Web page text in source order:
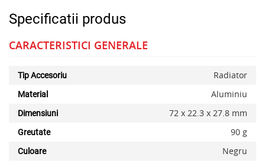
Specificatii produs
CARACTERISTICI GENERALE
Tip Accesoriu Radiator
Material Aluminiu
Dimensiuni 72 x 22.3 x 27.8 mm
Greutate 90 g
Culoare Negru
x